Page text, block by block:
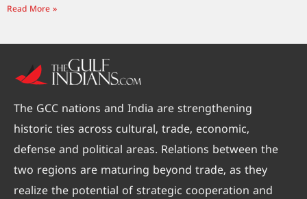
Read More »
The GCC nations and India are strengthening
historic ties across cultural, trade, economic,
defense and political areas. Relations between the
two regions are maturing beyond trade, as they
realize the potential of strategic cooperation and